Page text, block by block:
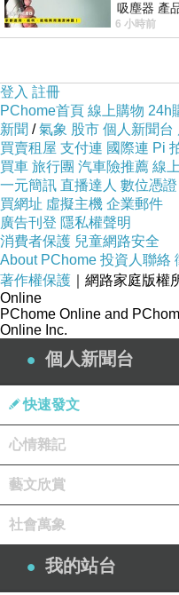
交叉垂墜不
規則雪紡上
衣 O.S.A
LADY
五分袖襯衫
式鈕釦袖口
自然皺褶交
叉垂墜門襟
歐美層次感
不規則燕尾
MODEL:身
高/175cm 體
重/49gk 平日
穿/M
吸塵器 產
線手持吸
6 小時前
登入 註冊
PChome首頁 線上購物 24h
新聞 /氣象 股市 個人新聞台
買賣租屋 支付連 國際連 Pi
買車 旅行團 汽車險推薦 線
一元簡訊 直播達人 數位憑證
買網址 虛擬主機 企業郵件
廣告刊登 隱私權聲明
消費者保護 兒童網路安全
About PChome 投資人聯絡
著作權保護 ｜網路家庭版權
Online
PChome Online and
Online Inc.
個人新聞台
快速發文
心情雜記
藝文欣賞
社會萬象
我的站台